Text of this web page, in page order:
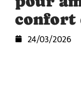
confort
24/03/2026